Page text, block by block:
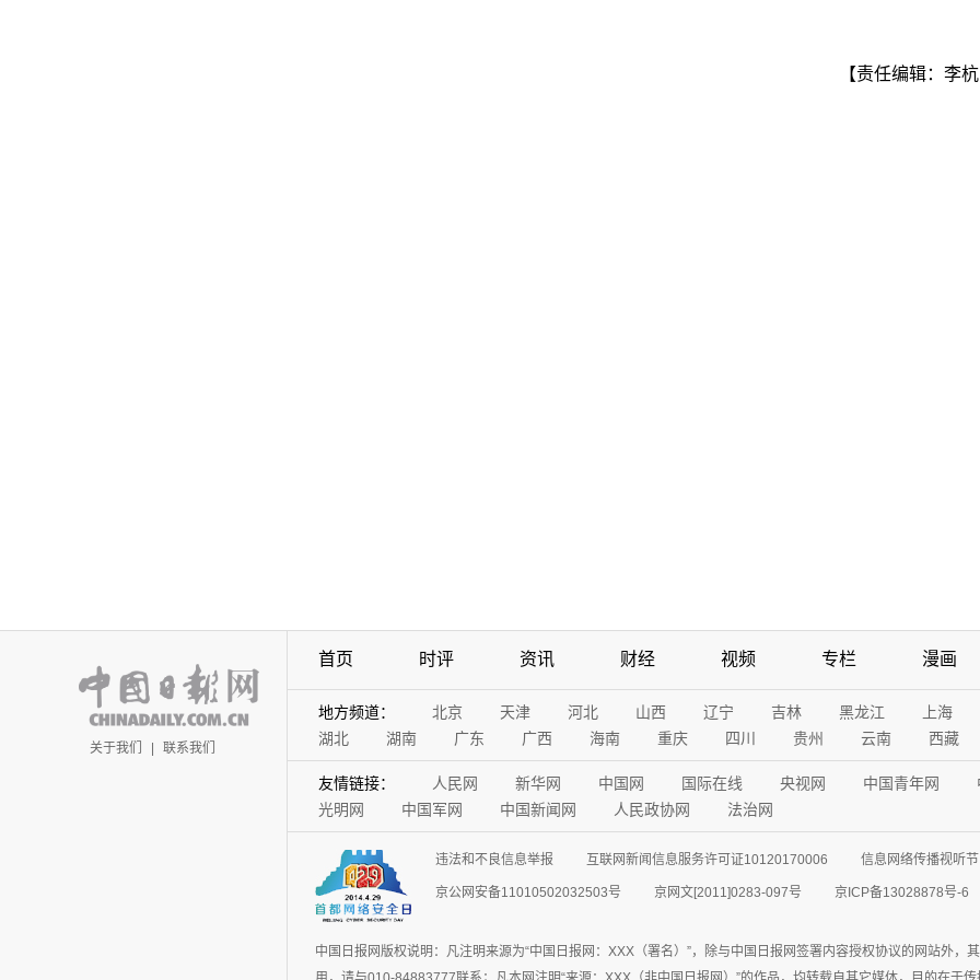
【责任编辑：李
关于我们 | 联系我们
首页 时评 资讯 财经 视频 专栏 漫画
地方频道： 北京 天津 河北 山西 辽宁 吉林 黑龙江
上海
湖北
湖南 广东 广西 海南 重庆 四川 贵州 云南 西藏
友情链接： 人民网 新华网 中国网 国际在线 央视网 中国青年网
光明网
中国军网 中国新闻网 人民政协网 法治网
违法和不良信息举报 互联网新闻信息服务许可证10120170006 信息网络传播视听
京公网安备11010502032503号 京网文[2011]0283-097号 京ICP备13028878号-6
中国日报网版权说明：凡注明来源为“中国日报网：XXX（署名）”，除与中国日报网签署内容授权协议的网站外